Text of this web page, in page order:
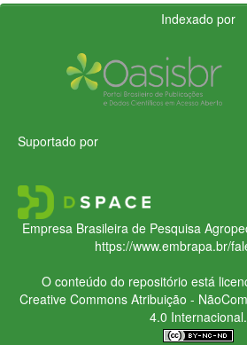
Indexado por
Suportado por
Empresa Brasileira de Pesquisa
https://www.embrapa.br/
O conteúdo do repositório está
Creative CommonsAtribuição -
4.0 Internacional.